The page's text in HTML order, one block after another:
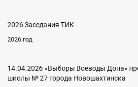
2026 Заседания ТИК
2026 год
14.04.2026 «Выборы Воеводы Дона»
школы № 27 города Новошахтинска